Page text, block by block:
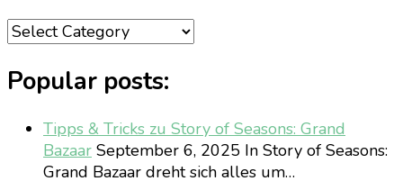
Categories
Popular posts:
Tipps & Tricks zu Story of Seasons: Grand
Bazaar September 6, 2025 In Story of Seasons:
Grand Bazaar dreht sich alles um…